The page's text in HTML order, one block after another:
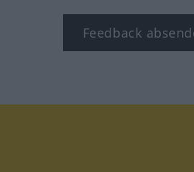
Feedback